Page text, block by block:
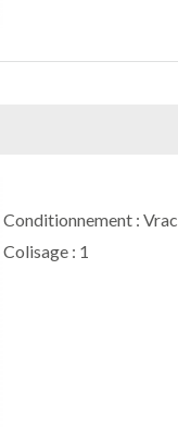
Conditionnement : Vrac
Colisage : 1